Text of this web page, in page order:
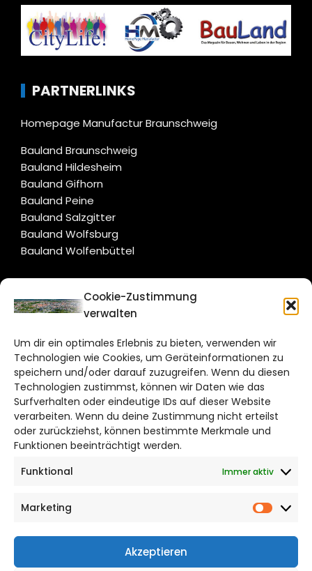
Cookie-Zustimmung
verwalten
Um dir ein optimales Erlebnis zu bieten, verwenden wir
Technologien wie Cookies, um Geräteinformationen zu
speichern und/oder darauf zuzugreifen. Wenn du diesen
Technologien zustimmst, können wir Daten wie das
Surfverhalten oder eindeutige IDs auf dieser Website
verarbeiten. Wenn du deine Zustimmung nicht erteilst
oder zurückziehst, können bestimmte Merkmale und
Funktionen beeinträchtigt werden.
Funktional
Immer aktiv
Marketing
Akzeptieren
PARTNERLINKS
Homepage Manufactur Braunschweig
Bauland Braunschweig
Bauland Hildesheim
Bauland Gifhorn
Bauland Peine
Bauland Salzgitter
Bauland Wolfsburg
Bauland Wolfenbüttel
CITYLIFE!
Bruchtorwall 12
38100 Braunschweig
Telefon: 0531 387220 – 65
DAS STADTMAGAZIN FÜR
BRAUNSCHWEIG
Impressum
Cookie Richtlinie
CITYLIFE! BEI FACEBOOK